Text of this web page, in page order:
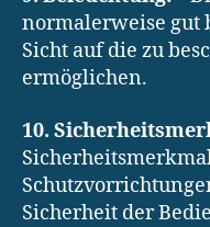
normalerweise gut
Sicht auf die zu
ermöglichen.
10.
Sicherheit der